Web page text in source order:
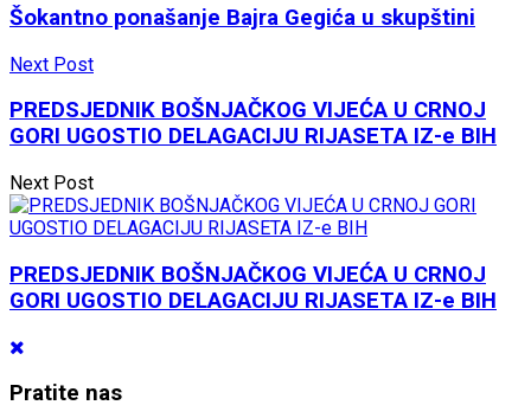
Šokantno ponašanje Bajra Gegića u skupštini
Next Post
PREDSJEDNIK BOŠNJAČKOG VIJEĆA U CRNOJ
GORI UGOSTIO DELAGACIJU RIJASETA IZ-e BIH
Next Post
PREDSJEDNIK BOŠNJAČKOG VIJEĆA U CRNOJ
GORI UGOSTIO DELAGACIJU RIJASETA IZ-e BIH
Pratite nas